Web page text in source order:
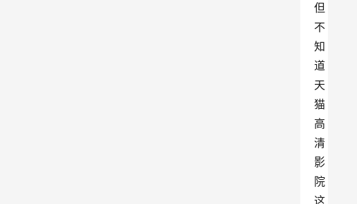
但
不
知
道
天
猫
高
清
影
院
这